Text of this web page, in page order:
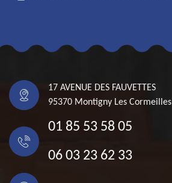
17 AVENUE DES FAUVETTES
95370 Montigny Les Cormeilles
01 85 53 58 05
06 03 23 62 33